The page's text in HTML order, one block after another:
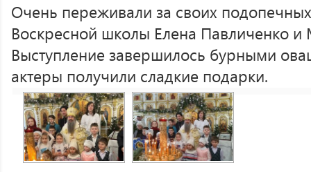
Очень переживали за своих
Воскресной школы Елена Павличенко
Выступление завершилось бурными
актеры получили сладкие подарки.